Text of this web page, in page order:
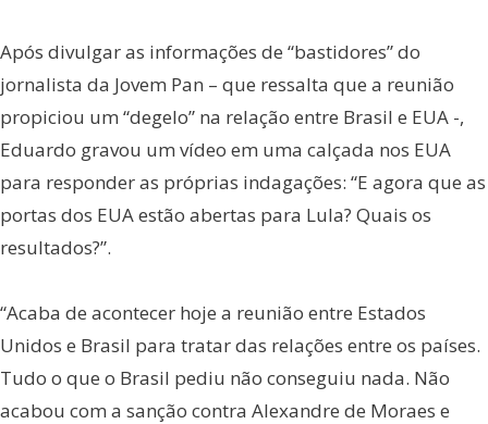
Após divulgar as informações de “bastidores” do
jornalista da Jovem Pan – que ressalta que a reunião
propiciou um “degelo” na relação entre Brasil e EUA -,
Eduardo gravou um vídeo em uma calçada nos EUA
para responder as próprias indagações: “E agora que as
portas dos EUA estão abertas para Lula? Quais os
resultados?”.
“Acaba de acontecer hoje a reunião entre Estados
Unidos e Brasil para tratar das relações entre os países.
Tudo o que o Brasil pediu não conseguiu nada. Não
acabou com a sanção contra Alexandre de Moraes e